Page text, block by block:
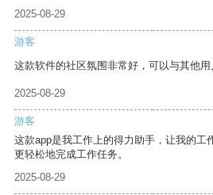
2025-08-29
游客
这款软件的社区氛围非常好，可以与其他用
2025-08-29
游客
这款app是我工作上的得力助手，让我的工
更轻松地完成工作任务。
2025-08-29